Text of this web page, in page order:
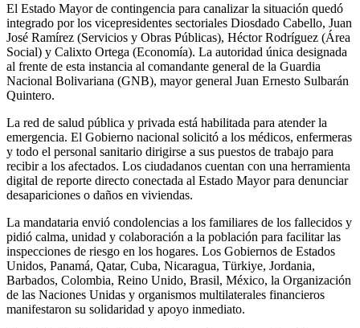
El Estado Mayor de contingencia para canalizar la situación quedó
integrado por los vicepresidentes sectoriales Diosdado Cabello, Juan
José Ramírez (Servicios y Obras Públicas), Héctor Rodríguez (Área
Social) y Calixto Ortega (Economía). La autoridad única designada
al frente de esta instancia al comandante general de la Guardia
Nacional Bolivariana (GNB), mayor general Juan Ernesto Sulbarán
Quintero.
La red de salud pública y privada está habilitada para atender la
emergencia. El Gobierno nacional solicitó a los médicos, enfermeras
y todo el personal sanitario dirigirse a sus puestos de trabajo para
recibir a los afectados. Los ciudadanos cuentan con una herramienta
digital de reporte directo conectada al Estado Mayor para denunciar
desapariciones o daños en viviendas.
La mandataria envió condolencias a los familiares de los fallecidos y
pidió calma, unidad y colaboración a la población para facilitar las
inspecciones de riesgo en los hogares. Los Gobiernos de Estados
Unidos, Panamá, Qatar, Cuba, Nicaragua, Türkiye, Jordania,
Barbados, Colombia, Reino Unido, Brasil, México, la Organización
de las Naciones Unidas y organismos multilaterales financieros
manifestaron su solidaridad y apoyo inmediato.